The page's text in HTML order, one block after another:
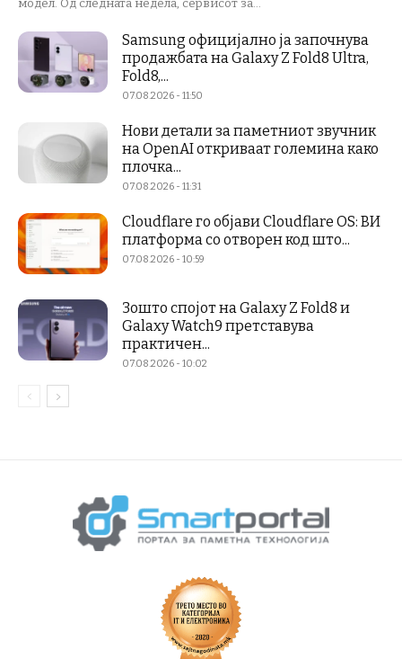
модел. Од следната недела, сервисот за...
Samsung официјално ја започнува
продажбата на Galaxy Z Fold8 Ultra,
Fold8,...
07.08.2026 - 11:50
Нови детали за паметниот звучник
на OpenAI откриваат големина како
плочка...
07.08.2026 - 11:31
Cloudflare го објави Cloudflare OS: ВИ
платформа со отворен код што...
07.08.2026 - 10:59
Зошто спојот на Galaxy Z Fold8 и
Galaxy Watch9 претставува
практичен...
07.08.2026 - 10:02